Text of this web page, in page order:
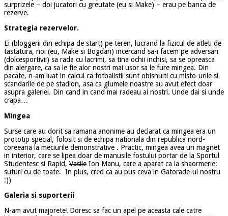
surprizele – doi jucatori cu greutate (eu si Make) – erau pe banca de
rezerve.
Strategia rezervelor.
Ei (bloggerii din echipa de start) pe teren, lucrand la fizicul de atleti de
tastatura, noi (eu, Make si Bogdan) incercand sa-i facem pe adversari
(dolcesportivii) sa rada cu lacrimi, sa tina ochii inchisi, sa se opreasca
din alergare, ca sa le fie alor nostri mai usor sa le fure mingea. Din
pacate, n-am luat in calcul ca fotbalistii sunt obisnuiti cu misto-urile si
scandarile de pe stadion, asa ca glumele noastre au avut efect doar
asupra galeriei. Din cand in cand mai radeau ai nostri. Unde dai si unde
crapa…
Mingea
Surse care au dorit sa ramana anonime au declarat ca mingea era un
prototip special, folosit si de echipa nationala din republica nord-
coreeana la meciurile demonstrative . Practic, mingea avea un magnet
in interior, care se lipea doar de manusile fostului portar de la Sportul
Studentesc si Rapid, Vasile Ion Manu, care a aparat ca la shaormerie:
suturi cu de toate. In plus, cred ca au pus ceva in Gatorade-ul nostru
:))
Galeria si suporterii
N-am avut majorete! Doresc sa fac un apel pe aceasta cale catre